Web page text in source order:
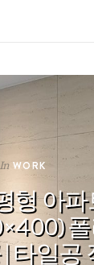
In WORK
형 아파
타일공